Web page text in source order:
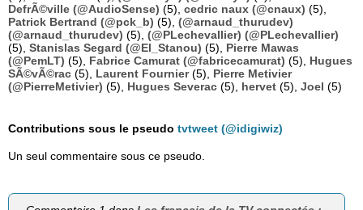
DefrÃ©ville (@AudioSense) (5), cedric naux (@cnaux) (5),
Patrick Bertrand (@pck_b) (5), (@arnaud_thurudev)
(@arnaud_thurudev) (5), (@PLechevallier) (@PLechevallier)
(5), Stanislas Segard (@El_Stanou) (5), Pierre Mawas
(@PemLT) (5), Fabrice Camurat (@fabricecamurat) (5), Hugues
SÃ©vÃ©rac (5), Laurent Fournier(5), Pierre Metivier
(@PierreMetivier) (5), Hugues Severac (5), hervet (5), Joel (5)
Contributions sous le pseudo tvtweet (@idigiwiz)
Un seul commentaire sous ce pseudo.